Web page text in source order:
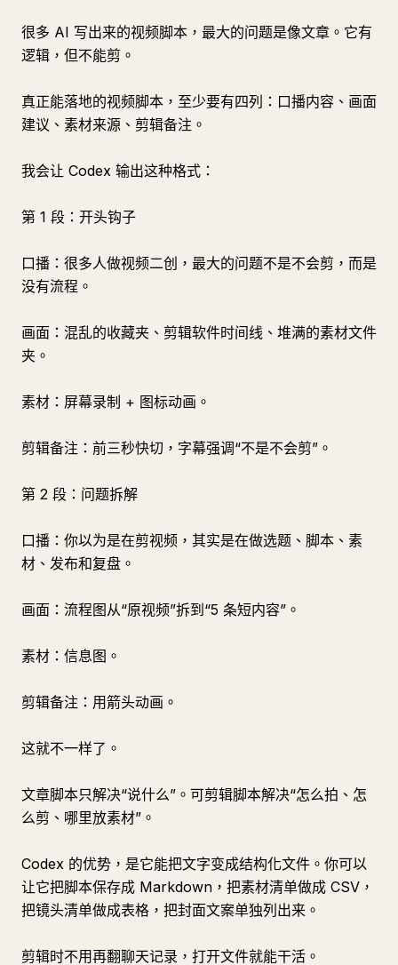
很多 AI 写出来的视频脚本，最大的问题是像文章。它有
逻辑，但不能剪。
真正能落地的视频脚本，至少要有四列：口播内容、画面
建议、素材来源、剪辑备注。
我会让 Codex 输出这种格式：
第 1 段：开头钩子
口播：很多人做视频二创，最大的问题不是不会剪，而是
没有流程。
画面：混乱的收藏夹、剪辑软件时间线、堆满的素材文件
夹。
素材：屏幕录制 + 图标动画。
剪辑备注：前三秒快切，字幕强调“不是不会剪”。
第 2 段：问题拆解
口播：你以为是在剪视频，其实是在做选题、脚本、素
材、发布和复盘。
画面：流程图从“原视频”拆到“5 条短内容”。
素材：信息图。
剪辑备注：用箭头动画。
这就不一样了。
文章脚本只解决“说什么”。可剪辑脚本解决“怎么拍、怎
么剪、哪里放素材”。
Codex 的优势，是它能把文字变成结构化文件。你可以
让它把脚本保存成 Markdown，把素材清单做成 CSV，
把镜头清单做成表格，把封面文案单独列出来。
剪辑时不用再翻聊天记录，打开文件就能干活。